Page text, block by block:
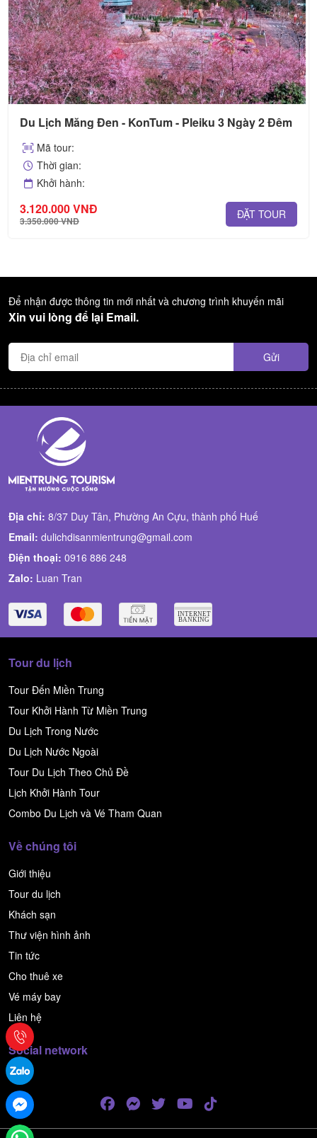
Du Lịch Măng Đen - KonTum - Pleiku 3 Ngày 2 Đêm
Mã tour:
Thời gian:
Khởi hành:
3.120.000 VNĐ
3.350.000 VNĐ ĐẶT TOUR
Để nhận được thông tin mới nhất và chương trình khuyến mãi
Xin vui lòng để lại Email.
Địa chỉ: 8/37 Duy Tân, Phường An Cựu, thành phố Huế
Email: dulichdisanmientrung@gmail.com
Điện thoại: 0916 886 248
Zalo: Luan Tran
Tour du lịch
Tour Đến Miền Trung
Tour Khởi Hành Từ Miền Trung
Du Lịch Trong Nước
Du Lịch Nước Ngoài
Tour Du Lịch Theo Chủ Đề
Lịch Khởi Hành Tour
Combo Du Lịch và Vé Tham Quan
Về chúng tôi
Giới thiệu
Tour du lịch
Khách sạn
Thư viện hình ảnh
Tin tức
Cho thuê xe
Vé máy bay
Liên hệ
Social network